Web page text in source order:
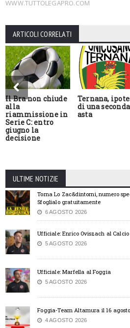
WWW.TUTTOLEGAPRO.COM
ARTICOLI CORRELATI
Il Bra non chiude
alla
riammissione in
Serie C: entro
giugno la
decisione
Ternana,
di una seconda
asta
ULTIME NOTIZIE
Torna Lo Zac&dintorni, numero
Sfoglialo gratuitamente
6 AGOSTO 2026
Ufficiale: Enrico Oviszach al Calcio
5 AGOSTO 2026
Ufficiale: Marfella al Foggia
5 AGOSTO 2026
Foggia-Team Altamura il 16 agosto
4 AGOSTO 2026